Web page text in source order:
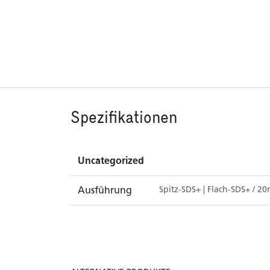
Spezifikationen
Uncategorized
Ausführung Spitz-SDS+ Flach-SDS+ /